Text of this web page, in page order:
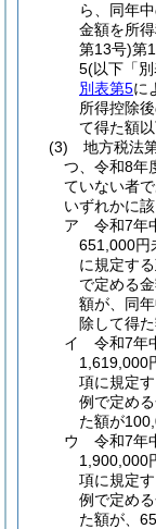
ら、同年
金額を所
第13号)第
5(以下「
別表第5に
所得控除
て得た額
(3)
地方税法
つ、令和8年
ていない者
いずれかに
ア
令和7年
651,000円
に規定す
で定める
額が、同
除して得
イ
令和7年
1,619,000
項に規定
例で定め
た額が
ウ
令和7年
1,900,000
項に規定
例で定め
た額が、